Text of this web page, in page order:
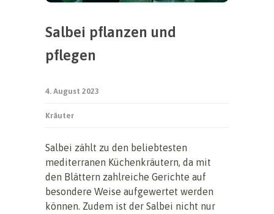
Salbei pflanzen und
pflegen
4. August 2023
Kräuter
Salbei zählt zu den beliebtesten
mediterranen Küchenkräutern, da mit
den Blättern zahlreiche Gerichte auf
besondere Weise aufgewertet werden
können. Zudem ist der Salbei nicht nur